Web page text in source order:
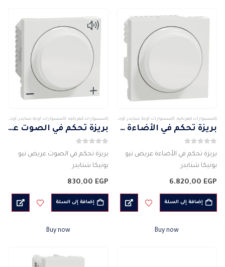
إكسسوارات كهربائيه, أكسسوارات أوجة شنايدر , أوجة وأكسسواراتها ,شنايدر
بريزة تحكم في الأضاءة عريض نيو يونيكا شنايدر
بريزة تحكم في الأضاءة عريض نيو
يونيكا شنايدر
الشركة المصنعة : شنايدر
اللون : الابيض ( ابيض لامع )
لقمة تحكم بالضوء
6.820,00 EGP
إضافة إلى السلة
Buy now
إكسسوارات كهربائيه, أكسسوارات أوجة شنايدر , أوجة وأكسسواراتها
بريزة تحكم في الصوت عريض نيو يونيكا شنايدر
بريزة تحكم في الصوت عريض نيو
يونيكا شنايدر
الشركة المصنعة : شنايدر
اللون : الابيض ( ابيض لامع )
لقمة تحكم بالصوت
830,00 EGP
إضافة إلى السلة
Buy now